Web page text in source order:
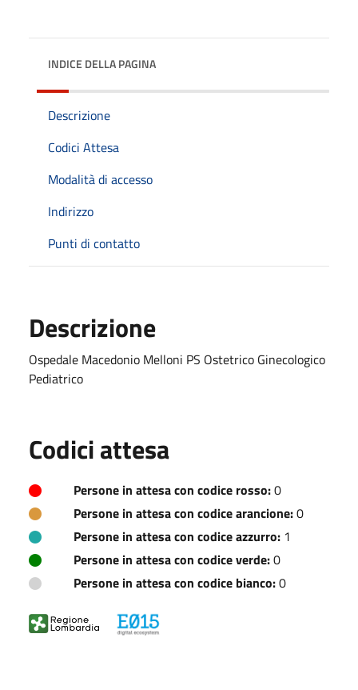
INDICE DELLA PAGINA
Descrizione
Codici Attesa
Modalità di accesso
Indirizzo
Punti di contatto
Descrizione
Ospedale Macedonio Melloni PS Ostetrico Ginecologico
Pediatrico
Codici attesa
Persone in attesa con codice rosso:0
Persone in attesa con codice arancione:0
Persone in attesa con codice azzurro: 1
Persone in attesa con codice verde:0
Persone in attesa con codice bianco:0